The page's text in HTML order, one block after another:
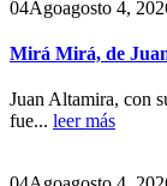
04Agoagosto 4,
Mirá Mirá, de
Juan Altamira, con
fue... leer más